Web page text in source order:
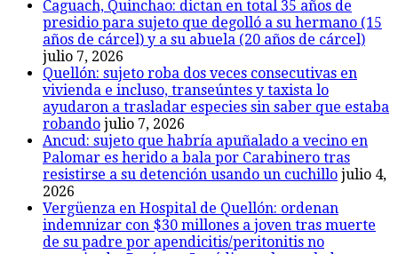
Caguach, Quinchao: dictan en total 35 años de
presidio para sujeto que degolló a su hermano (15
años de cárcel) y a su abuela (20 años de cárcel)
julio 7, 2026
Quellón: sujeto roba dos veces consecutivas en
vivienda e incluso, transeúntes y taxista lo
ayudaron a trasladar especies sin saber que estaba
robando julio 7, 2026
Ancud: sujeto que habría apuñalado a vecino en
Palomar es herido a bala por Carabinero tras
resistirse a su detención usando un cuchillo julio 4,
2026
Vergüenza en Hospital de Quellón: ordenan
indemnizar con $30 millones a joven tras muerte
de su padre por apendicitis/peritonitis no